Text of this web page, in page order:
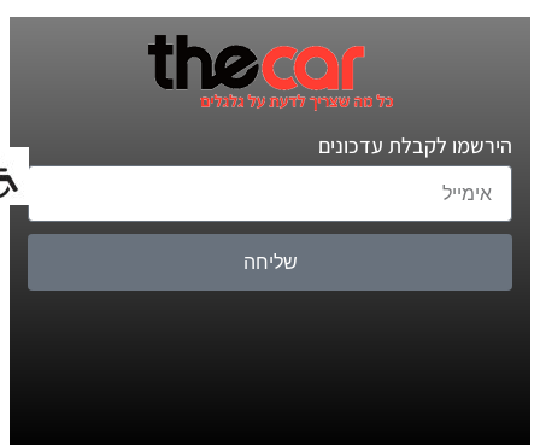
הירשמו לקבלת עדכונים
שליחה